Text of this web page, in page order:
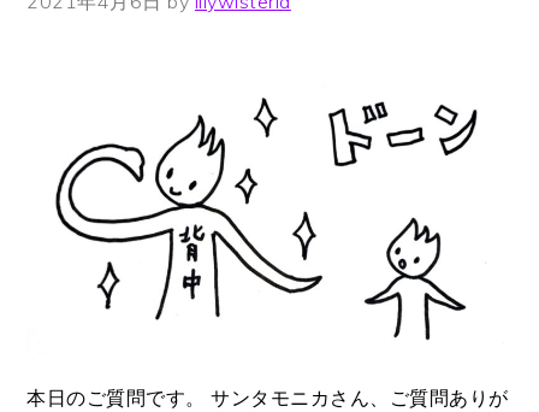
本日のご質問です。 サンタモニカさん、ご質問ありが